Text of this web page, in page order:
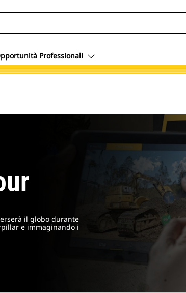
Professionali
il globo durante
e immaginando i